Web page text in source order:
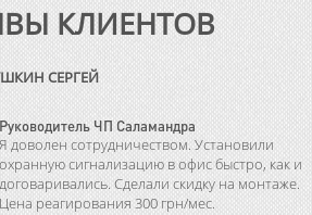
КЛИЕНТОВ
СЕРГЕЙ
Руководитель ЧП Саламандра
Я доволен сотрудничеством. Установили
охранную сигнализацию в офис быстро, как и
договаривались. Сделали скидку на монтаже.
Цена реагирования 300 грн/мес.